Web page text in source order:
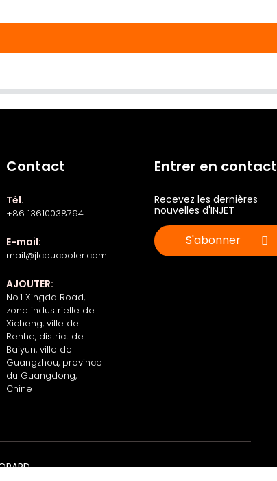
Contact
Tél.
+86 13610038794
E-mail:
mail@jlcpucooler.com
AJOUTER:
No.1 Xingda Road,
zone industrielle de
Xicheng, ville de
Renhe, district de
Baiyun, ville de
Guangzhou, province
du Guangdong,
Chine
Entrer en contact
Recevez les dernières
nouvelles d'INJET
S'abonner